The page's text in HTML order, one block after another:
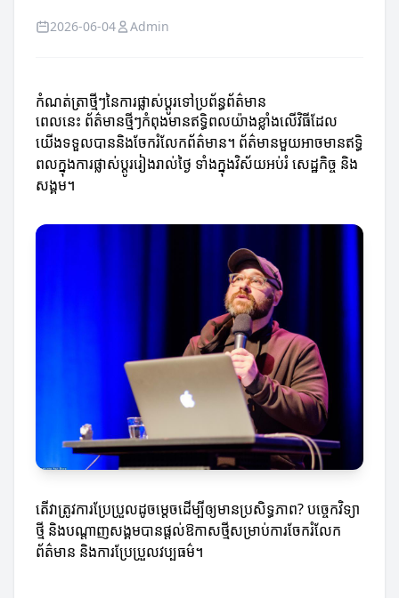
2026-06-04 Admin
កំណត់ត្រាថ្មីៗនៃការផ្លាស់ប្តូរទៅប្រព័ន្ធព័ត៌មាន
ពេលនេះ ព័ត៌មានថ្មីៗកំពុងមានឥទ្ធិពលយ៉ាងខ្លាំងលើវិធីដែល
យើងទទួលបាននិងចែករំលែកព័ត៌មាន។ ព័ត៌មានមួយអាចមានឥទ្ធិ
ពលក្នុងការផ្លាស់ប្តូររៀងរាល់ថ្ងៃ ទាំងក្នុងវិស័យអប់រំ សេដ្ឋកិច្ច និង
សង្គម។
តើវាត្រូវការប្រែប្រួលដូចម្តេចដើម្បីឲ្យមានប្រសិទ្ធភាព? បច្ចេកវិទ្យា
ថ្មី និងបណ្តាញសង្គមបានផ្តល់ឱកាសថ្មីសម្រាប់ការចែករំលែក
ព័ត៌មាន និងការប្រែប្រួលវប្បធម៌។